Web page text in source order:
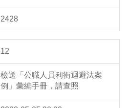
2428
12
檢送「公職人員利衝迴避法案
例」彙編手冊，請查照